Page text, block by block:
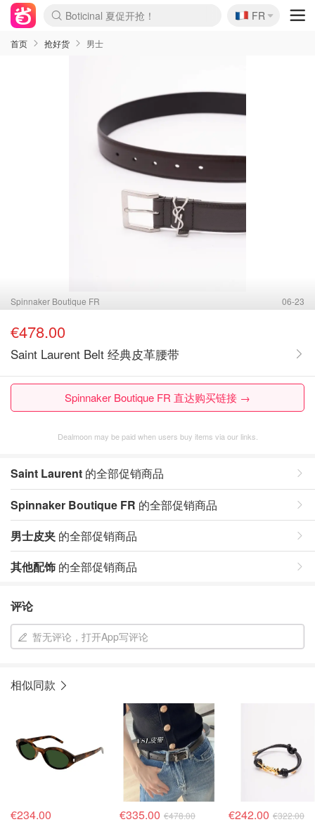
Boticinal 夏促开抢！
4折！lulu周四疯狂上新
还没结束！&OtherStories大促
Joybuy变相75折 随时失效
速领！Stanley独家85折
疑似霸哥！Camper额外叠85折
Zalando 奥莱闪促！每日更新
Moncler反季囤！5折起+叠9折
Coach Brooklyn仅€192
🇫🇷
FR
首页 抢好货 男士
Spinnaker Boutique FR 06-23
€478.00
Saint Laurent Belt 经典皮革腰带
Spinnaker Boutique FR 直达购买链接 →
Dealmoon may be paid when users buy items via our links.
Saint Laurent 的全部促销商品
Spinnaker Boutique FR 的全部促销商品
男士皮夹 的全部促销商品
其他配饰 的全部促销商品
评论
暂无评论，打开App写评论
相似同款
€234.00 €335.00 €478.00 €242.00 €322.00